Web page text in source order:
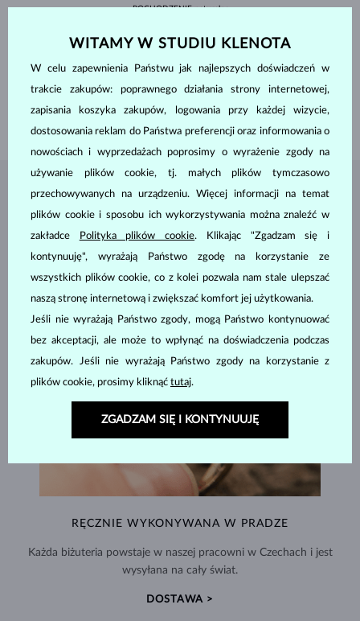
POCHODZENIEnaturalne
CZYSTOŚĆSI
KOLORG
ŚREDNICA
2.5 mm
BIŻUTERIA ZATELIER KLENOTA
RĘCZNIE WYKONYWANA W PRADZE
Każda biżuteria powstaje w naszej pracowni w Czechach i jest
wysyłana na cały świat.
DOSTAWA >
WITAMY W STUDIU KLENOTA
W celu zapewnienia Państwu jak najlepszych doświadczeń w
trakcie zakupów: poprawnego działania strony internetowej,
zapisania koszyka zakupów, logowania przy każdej wizycie,
dostosowania reklam do Państwa preferencji oraz informowania o
nowościach i wyprzedażach poprosimy o wyrażenie zgody na
używanie plików cookie, tj. małych plików tymczasowo
przechowywanych na urządzeniu. Więcej informacji na temat
plików cookie i sposobu ich wykorzystywania można znaleźć w
zakładce
Polityka plików cookie. Klikając "Zgadzam się i
kontynuuję", wyrażają Państwo zgodę na korzystanie ze
wszystkich plików cookie, co z kolei pozwala nam stale ulepszać
naszą stronę internetową i zwiększać komfort jej użytkowania.
Jeśli nie wyrażają Państwo zgody, mogą Państwo kontynuować
bez akceptacji, ale może to wpłynąć na doświadczenia podczas
zakupów. Jeśli nie wyrażają Państwo zgody na korzystanie z
plików cookie, prosimy kliknąć tutaj.
ZGADZAM SIĘ I KONTYNUUJĘ